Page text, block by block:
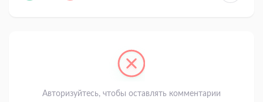
Авторизуйтесь, чтобы оставлять комментарии